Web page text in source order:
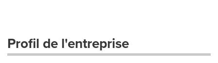
Profil de l'entreprise